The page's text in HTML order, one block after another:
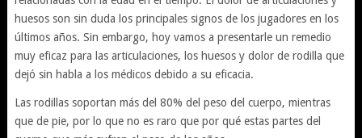
huesos son sin duda los principales signos de los jugadores en los
últimos años. Sin embargo, hoy vamos a presentarle un remedio
muy eficaz para las articulaciones, los huesos y dolor de rodilla que
dejó sin habla a los médicos debido a su eficacia.
Las rodillas soportan más del 80% del peso del cuerpo, mientras
que de pie, por lo que no es raro que por qué estas partes del